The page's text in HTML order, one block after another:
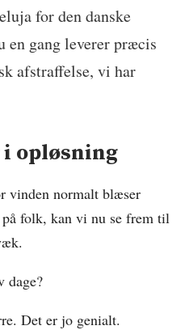
for den danske
en gang leverer præcis
afstraffelse, vi har
opløsning
vinden normalt blæser
folk, kan vi nu se frem til
dage?
Det er jo genialt.